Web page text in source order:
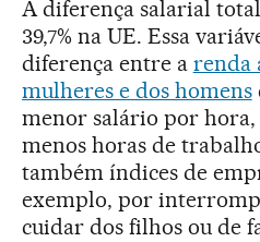
A diferença salarial
39,7% na UE. Essa
diferença entre a renda
mulheres e dos homens
menor salário por
menos horas de
também índices de
exemplo, por
cuidar dos filhos ou de